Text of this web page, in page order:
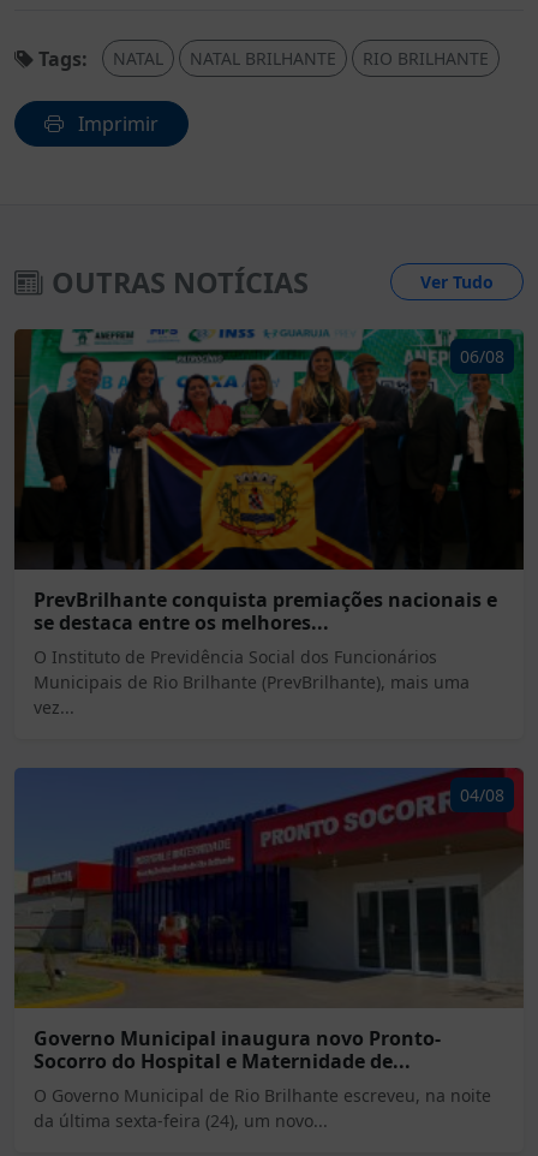
Tags: NATAL NATAL BRILHANTE RIO BRILHANTE
Imprimir
OUTRAS NOTÍCIAS Ver Tudo
06/08
PrevBrilhante conquista premiações nacionais e
se destaca entre os melhores...
O Instituto de Previdência Social dos Funcionários
Municipais de Rio Brilhante (PrevBrilhante), mais uma
vez...
04/08
Governo Municipal inaugura novo Pronto-
Socorro do Hospital e Maternidade de...
O Governo Municipal de Rio Brilhante escreveu, na noite
da última sexta-feira (24), um novo...